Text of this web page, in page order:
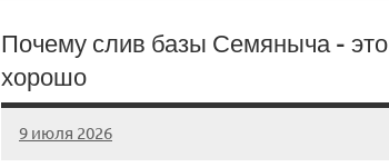
Почему слив базы Семяныча – это
хорошо
9 июля 2026
Avtor
Нет